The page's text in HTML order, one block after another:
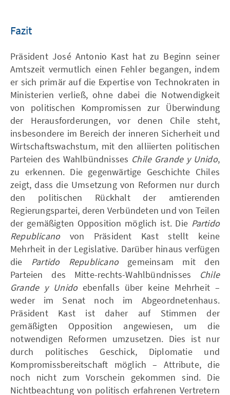
Fazit
Präsident José Antonio Kast hat zu Beginn seiner
Amtszeit vermutlich einen Fehler begangen, indem
er sich primär auf die Expertise von Technokraten in
Ministerien verließ, ohne dabei die Notwendigkeit
von politischen Kompromissen zur Überwindung
der Herausforderungen, vor denen Chile steht,
insbesondere im Bereich der inneren Sicherheit und
Wirtschaftswachstum, mit den alliierten politischen
Parteien des Wahlbündnisses Chile Grande y Unido,
zu erkennen. Die gegenwärtige Geschichte Chiles
zeigt, dass die Umsetzung von Reformen nur durch
den politischen Rückhalt der amtierenden
Regierungspartei, deren Verbündeten und von Teilen
der gemäßigten Opposition möglich ist. Die Partido
Republicanovon Präsident Kast stellt keine
Mehrheit in der Legislative. Darüber hinaus verfügen
die Partido Republicanogemeinsam mit den
Parteien des Mitte-rechts-Wahlbündnisses Chile
Grande y Unidoebenfalls über keine Mehrheit –
weder im Senat noch im Abgeordnetenhaus.
Präsident Kast ist daher auf Stimmen der
gemäßigten Opposition angewiesen, um die
notwendigen Reformen umzusetzen. Dies ist nur
durch politisches Geschick, Diplomatie und
Kompromissbereitschaft möglich – Attribute, die
noch nicht zum Vorschein gekommen sind. Die
Nichtbeachtung von politisch erfahrenen Vertretern